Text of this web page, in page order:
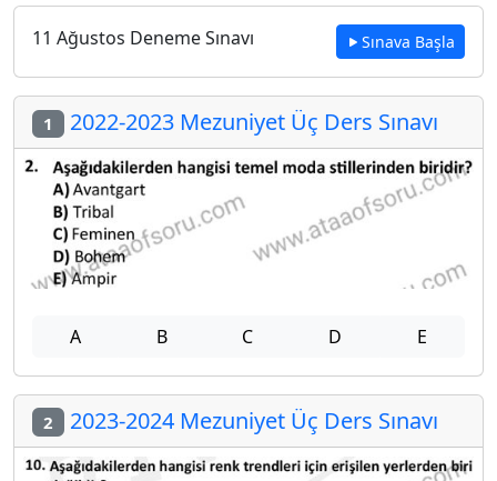
11 Ağustos Deneme Sınavı Sınava Başla
1 2022-2023 Mezuniyet Üç Ders Sınavı
A B C D E
2 2023-2024 Mezuniyet Üç Ders Sınavı